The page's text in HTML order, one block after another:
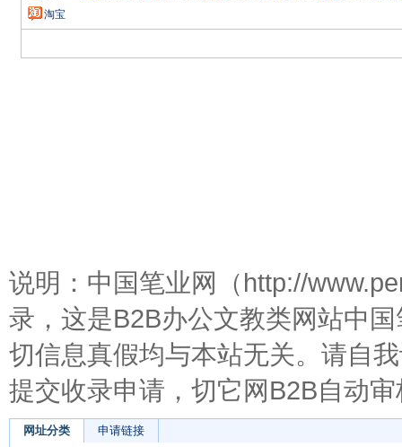
淘宝
说明：中国笔业网（http://
录，这是B2B办公文教类网站中
切信息真假均与本站无关。请自
提交收录申请，切它网B2B自动
网址分类 申请链接